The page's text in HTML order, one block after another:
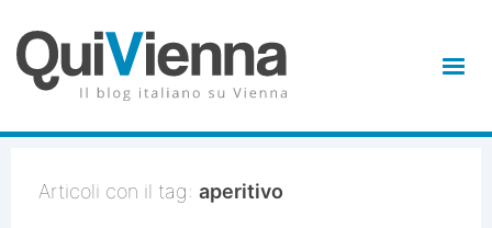
Articoli con il tag: aperitivo